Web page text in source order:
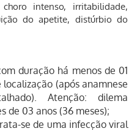
intenso, irritabilidade,
do apetite, distúrbio do
duração há menos de 01
(após anamnese
Atenção: dilema
de 03 anos (36 meses);
se de uma infecção viral